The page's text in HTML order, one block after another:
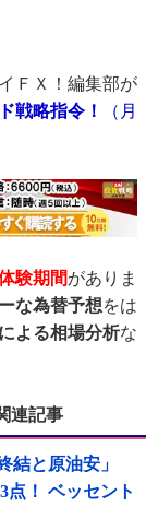
ＦＸ！編集部が
戦略指令！
（月
験期間がありま
な為替予想をは
よる相場分析な
連記事
結と原油安」
点！ ベッセント